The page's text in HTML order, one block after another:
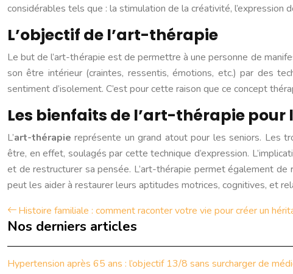
considérables tels que : la stimulation de la créativité,
L’objectif de l’art-thérapie
Le but de l’art-thérapie est de permettre à une personne de
son être intérieur (craintes, ressentis, émotions, etc.) par des
sentiment d’isolement. C’est pour cette raison que ce concept
Les bienfaits de l’art-thérapie pour
L’art-thérapie représente un grand atout pour les seniors. Les
être, en effet, soulagés par cette technique d’expression.
et de restructurer sa pensée. L’art-thérapie permet également de
peut les aider à restaurer leurs aptitudes motrices, cognitives, et
Histoire familiale : comment raconter votre vie pour créer un
Nos derniers articles
Hypertension après 65 ans : l’objectif 13/8 sans surcharger de